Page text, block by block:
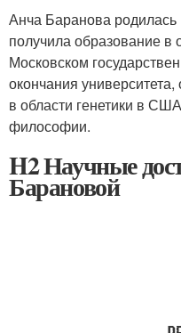
Анча Баранова
получила образование в
Московском
окончания
в области генетики в
философии.
H2 Научные
Барановой